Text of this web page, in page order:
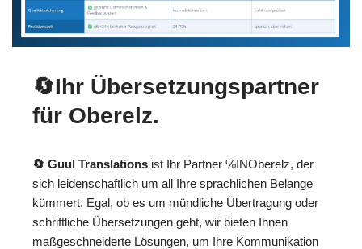
🔄Ihr Übersetzungspartner
für Oberelz.
🔄 Guul Translations ist Ihr Partner %INOberelz, der
sich leidenschaftlich um all Ihre sprachlichen Belange
kümmert. Egal, ob es um mündliche Übertragung oder
schriftliche Übersetzungen geht, wir bieten Ihnen
maßgeschneiderte Lösungen, um Ihre Kommunikation